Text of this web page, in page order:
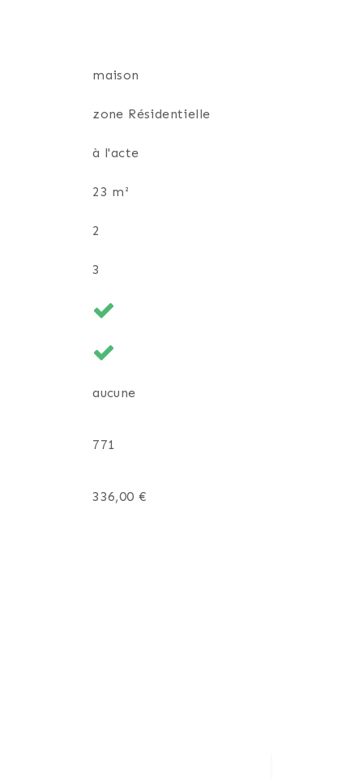
maison
zone Résidentielle
à l'acte
23 m²
2
3
aucune
771
336,00 €